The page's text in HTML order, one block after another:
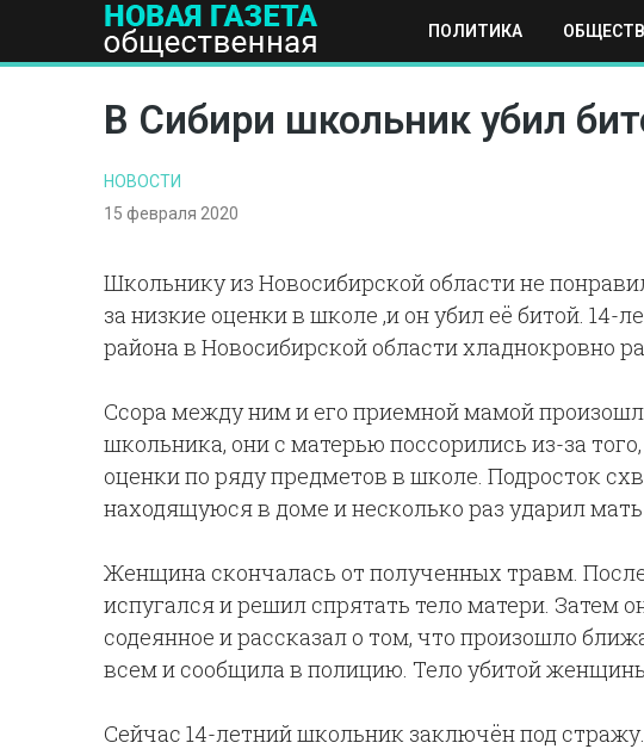
ПОЛИТИКА
ПОЛИТИКА ОБЩЕСТВО ЭКОНОМИКА НАУКА И ТЕХНИКА
В Сибири школьник убил
НОВОСТИ
15 февраля 2020
Школьнику из Новосибирской области не
за низкие оценки в школе ,и он убил её битой. 14-
района в Новосибирской области хладнокровно
Ссора между ним и его приемной мамой
школьника, они с матерью поссорились из-за
оценки по ряду предметов в школе. Подросток
находящуюся в доме и несколько раз ударил мать
Женщина скончалась от полученных травм.
испугался и решил спрятать тело матери. Затем
содеянное и рассказал о том, что произошло
всем и сообщила в полицию. Тело убитой
Сейчас 14-летний школьник заключён под